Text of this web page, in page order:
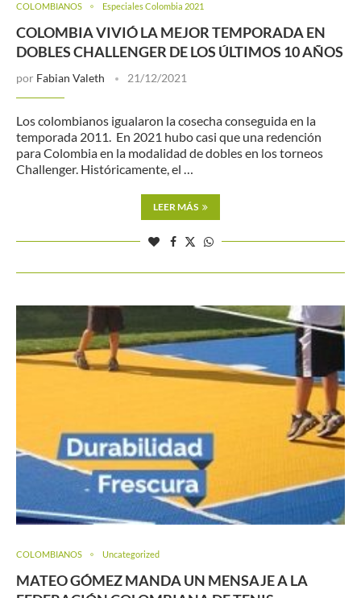
COLOMBIANOS Especiales Colombia 2021
COLOMBIA VIVIÓ LA MEJOR TEMPORADA EN
DOBLES CHALLENGER DE LOS ÚLTIMOS 10 AÑOS
por Fabian Valeth 21/12/2021
Los colombianos igualaron la cosecha conseguida en la
temporada 2011. En 2021 hubo casi que una redención
para Colombia en la modalidad de dobles en los torneos
Challenger. Históricamente, el …
LEER MÁS
COLOMBIANOS Uncategorized
MATEO GÓMEZ MANDA UN MENSAJE A LA